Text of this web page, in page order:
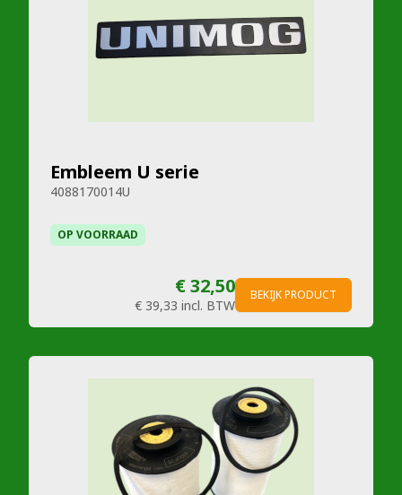
Embleem U serie
4088170014U
OP VOORRAAD
€ 32,50
€ 39,33 incl. BTW
BEKIJK PRODUCT